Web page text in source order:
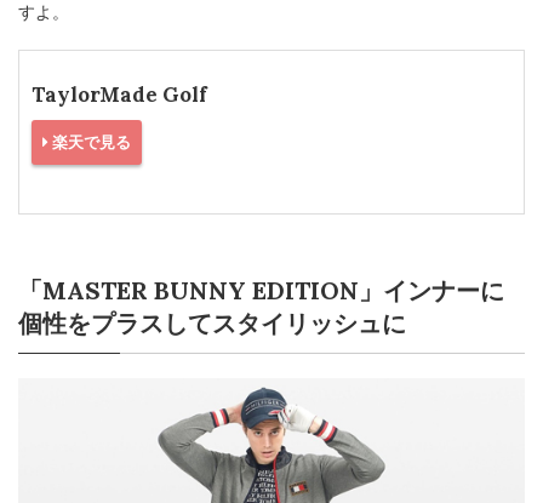
すよ。
TaylorMade Golf
楽天で見る
「MASTER BUNNY EDITION」インナーに
個性をプラスしてスタイリッシュに